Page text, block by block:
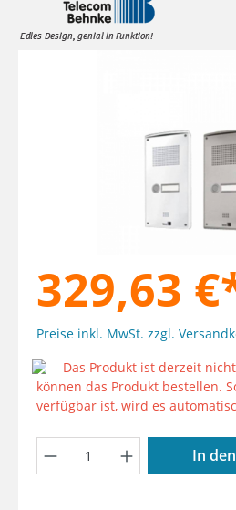
329,63
Preise inkl. MwSt. zzgl.
Das Produkt ist derzeit
können das Produkt bestellen.
verfügbar ist, wird es
Produkt Anzahl:In